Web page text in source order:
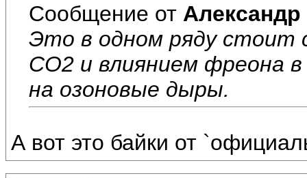
Сообщение от
Это в одном ряду стоит
СО2 и влиянием фреона в
на озоновые дыры.
А вот это байки от